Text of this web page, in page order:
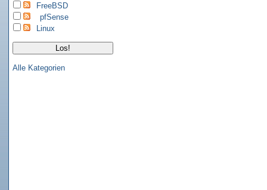
FreeBSD
pfSense
Linux
Alle Kategorien